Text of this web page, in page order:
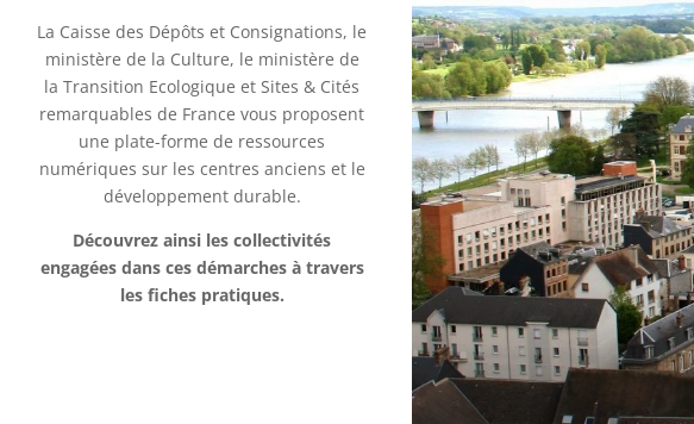
La Caisse des Dépôts et Consignations, le
ministère de la Culture, le ministère de
la Transition Ecologique et Sites & Cités
remarquables de France vous proposent
une plate-forme de ressources
numériques sur les centres anciens et le
développement durable.
Découvrez ainsi les collectivités
engagées dans ces démarches à travers
les fiches pratiques.